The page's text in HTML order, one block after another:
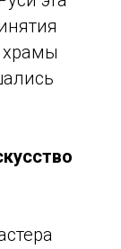
храмы